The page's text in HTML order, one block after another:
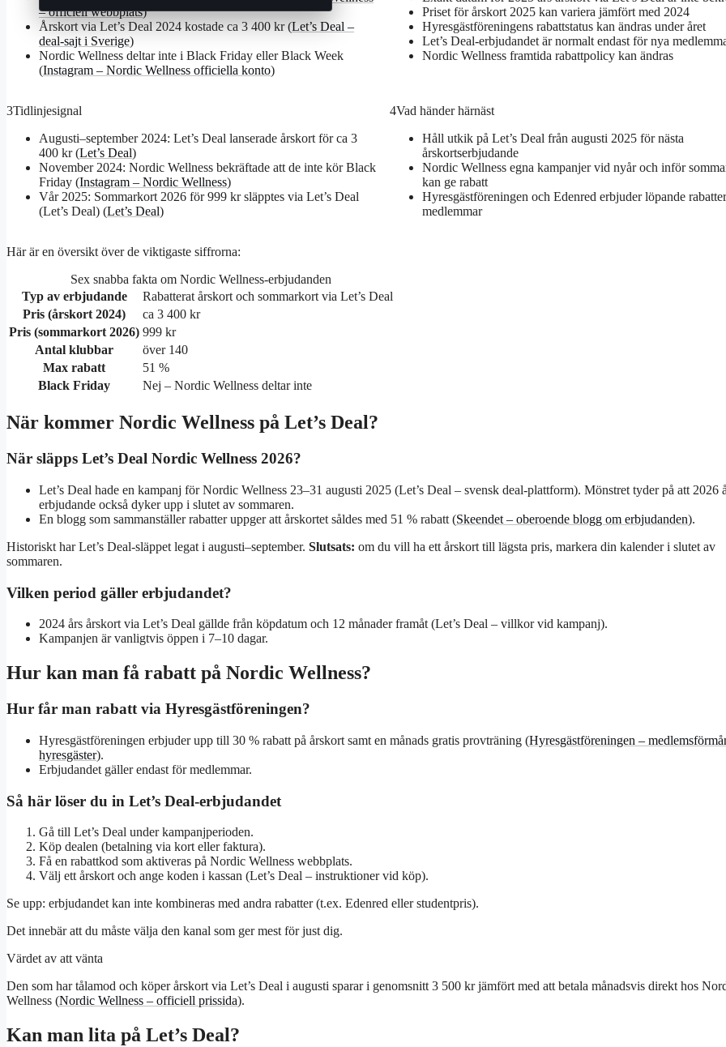
– officiell webbplats)
Årskort via Let’s Deal 2024 kostade ca 3 400 kr (Let’s Deal –
deal-sajt i Sverige)
Nordic Wellness deltar inte i Black Friday eller Black Week
(Instagram – Nordic Wellness officiella konto)
Priset för årskort 2025 kan variera jämfört med 2024
Hyresgästföreningens rabattstatus kan ändras under året
Let’s Deal-erbjudandet är normalt endast för nya
Nordic Wellness framtida rabattpolicy kan ändras
3Tidlinjesignal
Augusti–september 2024: Let’s Deal lanserade årskort för ca 3
400 kr (Let’s Deal)
November 2024: Nordic Wellness bekräftade att de inte kör Black
Friday (Instagram – Nordic Wellness)
Vår 2025: Sommarkort 2026 för 999 kr släpptes via Let’s Deal
(Let’s Deal) (Let’s Deal)
4Vad händer härnäst
Håll utkik på Let’s Deal från augusti 2025 för nästa
årskortserbjudande
Nordic Wellness egna kampanjer vid nyår och inför
kan ge rabatt
Hyresgästföreningen och Edenred erbjuder löpande
medlemmar
Här är en översikt över de viktigaste siffrorna:
Sex snabba fakta om Nordic Wellness-erbjudanden
Typ av erbjudande
Rabatterat årskort och sommarkort via Let’s Deal
Pris (årskort 2024)
ca 3 400 kr
Pris (sommarkort 2026) 999 kr
Antal klubbar
över 140
Max rabatt
51 %
Black Friday
Nej – Nordic Wellness deltar inte
När kommer Nordic Wellness på Let’s Deal?
När släpps Let’s Deal Nordic Wellness 2026?
Let’s Deal hade en kampanj för Nordic Wellness 23–31 augusti 2025 (Let’s Deal – svensk deal-plattform). Mönstret tyder på att 2026
erbjudande också dyker upp i slutet av sommaren.
En blogg som sammanställer rabatter uppger att årskortet såldes med 51 % rabatt (Skeendet – oberoende blogg om erbjudanden).
Historiskt har Let’s Deal-släppet legat i augusti–september. Slutsats: om du vill ha ett årskort till lägsta pris, markera din kalender i slutet av
sommaren.
Vilken period gäller erbjudandet?
2024 års årskort via Let’s Deal gällde från köpdatum och 12 månader framåt (Let’s Deal – villkor vid kampanj).
Kampanjen är vanligtvis öppen i 7–10 dagar.
Hur kan man få rabatt på Nordic Wellness?
Hur får man rabatt via Hyresgästföreningen?
Hyresgästföreningen erbjuder upp till 30 % rabatt på årskort samt en månads gratis provträning (Hyresgästföreningen –
hyresgäster).
Erbjudandet gäller endast för medlemmar.
Så här löser du in Let’s Deal-erbjudandet
Gå till Let’s Deal under kampanjperioden.
Köp dealen (betalning via kort eller faktura).
Få en rabattkod som aktiveras på Nordic Wellness webbplats.
Välj ett årskort och ange koden i kassan (Let’s Deal – instruktioner vid köp).
Se upp: erbjudandet kan inte kombineras med andra rabatter (t.ex. Edenred eller studentpris).
Det innebär att du måste välja den kanal som ger mest för just dig.
Värdet av att vänta
Den som har tålamod och köper årskort via Let’s Deal i augusti sparar i genomsnitt 3 500 kr jämfört med att betala månadsvis direkt hos
Wellness (Nordic Wellness – officiell prissida).
Kan man lita på Let’s Deal?